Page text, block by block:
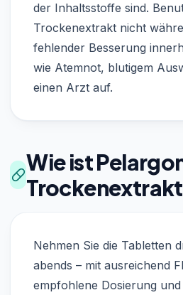
der Inhaltsstoffe sind.
Trockenextrakt nicht
fehlender Besserung
wie Atemnot, blutigem
einen Arzt auf.
Wie ist
Nehmen Sie die Tabletten
abends – mit ausreichend
empfohlene Dosierung